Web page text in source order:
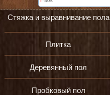
Стяжка и выравнивание пола
Плитка
Деревянный пол
Пробковый пол